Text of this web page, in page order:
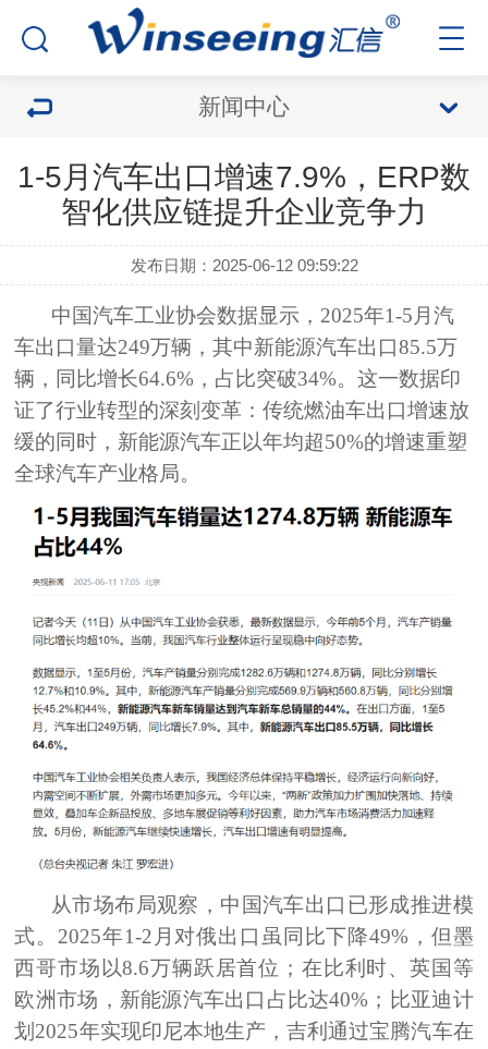
新闻中心
1-5月汽车出口增速7.9%，ERP数
智化供应链提升企业竞争力
发布日期：2025-06-12 09:59:22
中国汽车工业协会数据显示，2025年1-5月汽
车出口量达249万辆，其中新能源汽车出口85.5万
辆，同比增长64.6%，占比突破34%。这一数据印
证了行业转型的深刻变革：传统燃油车出口增速放
缓的同时，新能源汽车正以年均超50%的增速重塑
全球汽车产业格局。
从市场布局观察 ，中国汽车出口已形成推进模
式。2025年1-2月对俄出口虽同比下降49%，但墨
西哥市场以8.6万辆跃居首位； 在 比利时、英国等
欧洲市场，新能源汽车出口占比达40%；比亚迪计
划2025年实现印尼本地生产，吉利通过宝腾汽车在